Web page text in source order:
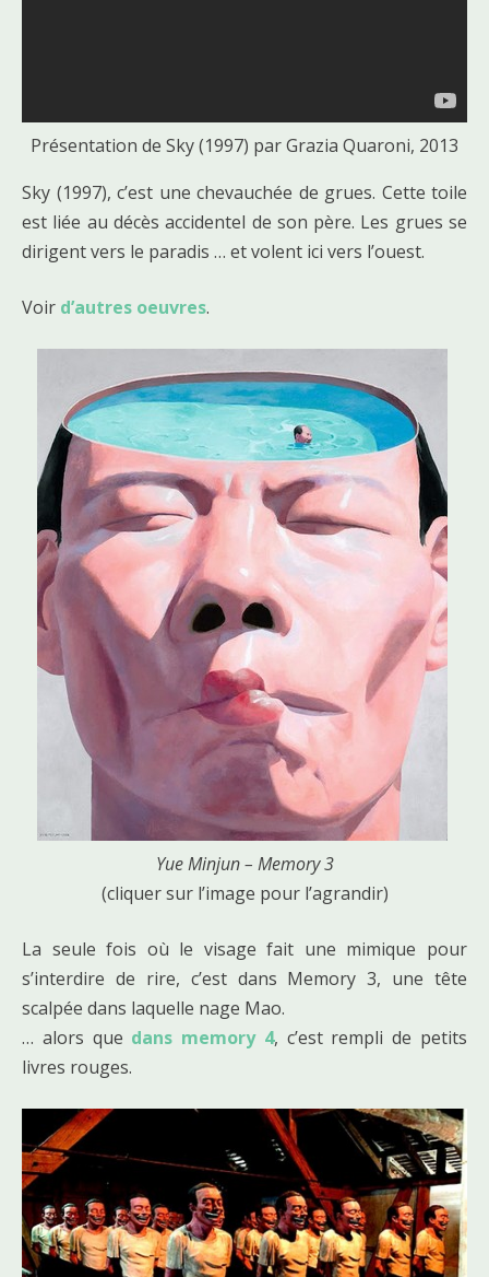
Présentation de Sky (1997) par Grazia Quaroni, 2013
Sky (1997), c’est une chevauchée de grues. Cette toile
est liée au décès accidentel de son père. Les grues se
dirigent vers le paradis … et volent ici vers l’ouest.
Voir d’autres oeuvres.
Yue Minjun – Memory 3
(cliquer sur l’image pour l’agrandir)
La seule fois où le visage fait une mimique pour
s’interdire de rire, c’est dans Memory 3, une tête
scalpée dans laquelle nage Mao.
… alors que dans memory 4, c’est rempli de petits
livres rouges.